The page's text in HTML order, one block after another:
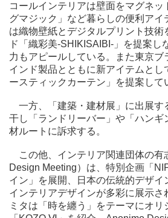
コールインテリアは壁面をマグネッ
グマジック」など暮らしの便利アイ
は織物壁紙とデジタルプリント技術
ド「織彩美-SHIKISAIBI-」を提案し
力もアピールしている。また東京ブ
インド製品とともに新アイテムとし
ースティックカーテン」を提案して
一方、「建築・建材展」に出展す
干し「ランドリーバー」や「ハンギ
材ルートに訴求する。
この他、インテリア関連団体の有
Design Meeting）は、特別企画「
イン」を展開、日本の伝統的デザイ
インテリアデザインが多彩に展示さ
ミタは「時を纏う」をテーマにオリ